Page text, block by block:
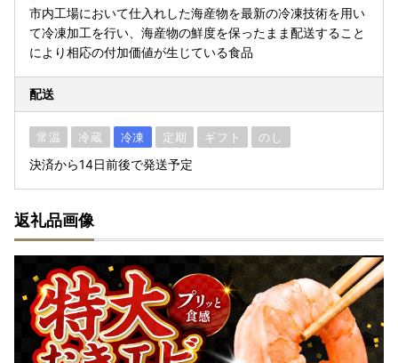
市内工場において仕入れした海産物を最新の冷凍技術を用い
て冷凍加工を行い、海産物の鮮度を保ったまま配送すること
により相応の付加価値が生じている食品
配送
常温 冷蔵 冷凍 定期 ギフト のし
決済から14日前後で発送予定
返礼品画像